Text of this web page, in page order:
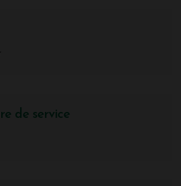
de service